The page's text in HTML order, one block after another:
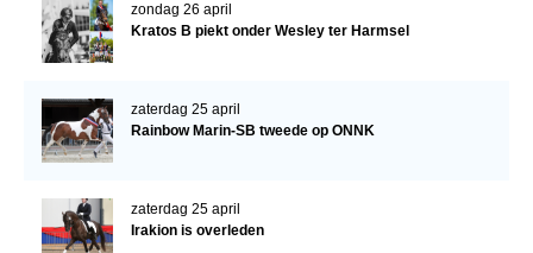
Bestuur Regio Noord
Bestuur Regio Midden
Regio West
Regio Zuid
zondag 26 april
Kratos B piekt onder Wesley ter Harmsel
zaterdag 25 april
Rainbow Marin-SB tweede op ONNK
zaterdag 25 april
Irakion is overleden